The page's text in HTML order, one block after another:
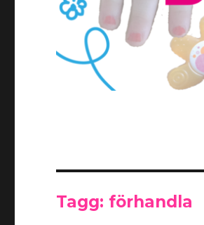
Tagg: förhandla